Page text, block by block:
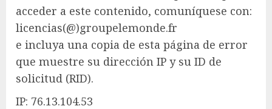
acceder a este contenido, comuníquese con:
licencias(@)groupelemonde.fr
e incluya una copia de esta página de error
que muestre su dirección IP y su ID de
solicitud (RID).
IP: 76.13.104.53